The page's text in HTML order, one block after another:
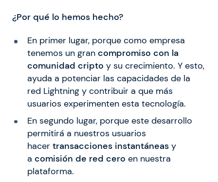
¿Por qué lo hemos hecho?
En primer lugar, porque como empresa
tenemos un gran compromiso con la
comunidad cripto y su crecimiento. Y esto,
ayuda a potenciar las capacidades de la
red Lightning y contribuir a que más
usuarios experimenten esta tecnología.
En segundo lugar, porque este desarrollo
permitirá a nuestros usuarios
hacer transacciones instantáneasy
a comisión de red cero en nuestra
plataforma.